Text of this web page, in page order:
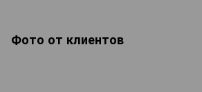
Фото от клиентов